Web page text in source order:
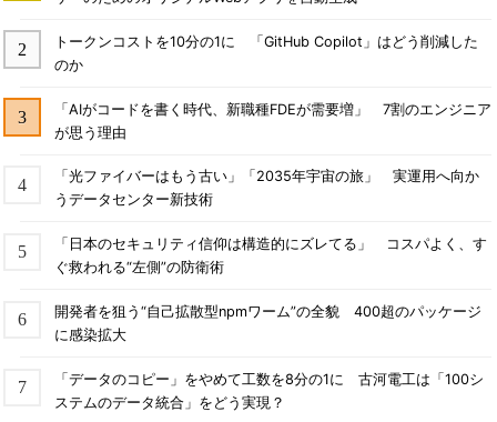
トークンコストを10分の1に 「GitHub Copilot」はどう削減した
のか
「AIがコードを書く時代、新職種FDEが需要増」 7割のエンジニア
が思う理由
「光ファイバーはもう古い」「2035年宇宙の旅」 実運用へ向か
うデータセンター新技術
「日本のセキュリティ信仰は構造的にズレてる」 コスパよく、す
ぐ救われる“左側”の防衛術
開発者を狙う“自己拡散型npmワーム”の全貌 400超のパッケージ
に感染拡大
「データのコピー」をやめて工数を8分の1に 古河電工は「100シ
ステムのデータ統合」をどう実現？